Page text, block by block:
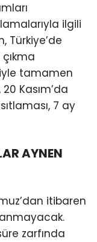
ilgili
Türkiye’de
tamamen
20 Kasım’da
7 ay
AYNEN
itibaren
zarfında